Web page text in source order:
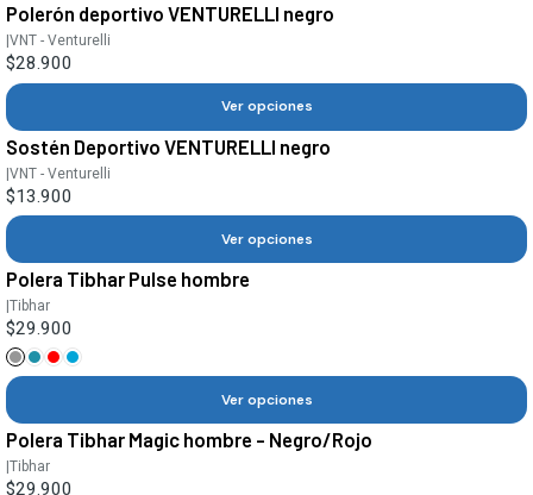
Polerón deportivo VENTURELLI negro
|VNT - Venturelli
$28.900
Ver opciones
Sostén Deportivo VENTURELLI negro
|VNT - Venturelli
$13.900
Ver opciones
Polera Tibhar Pulse hombre
|Tibhar
$29.900
Ver opciones
Polera Tibhar Magic hombre - Negro/Rojo
|Tibhar
$29.900